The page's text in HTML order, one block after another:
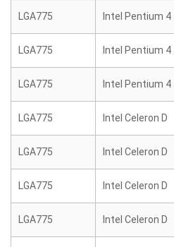
LGA775 Intel Pentium 4
LGA775 Intel Pentium 4
LGA775 Intel Pentium 4
LGA775 Intel Celeron D
LGA775 Intel Celeron D
LGA775 Intel Celeron D
LGA775 Intel Celeron D